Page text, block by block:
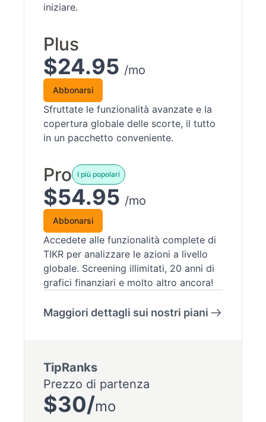
iniziare.
Plus
$24.95 /mo
Abbonarsi
Sfruttate le funzionalità avanzate e la
copertura globale delle scorte, il tutto
in un pacchetto conveniente.
Pro I più popolari
$54.95 /mo
Abbonarsi
Accedete alle funzionalità complete di
TIKR per analizzare le azioni a livello
globale. Screening illimitati, 20 anni di
grafici finanziari e molto altro ancora!
Maggiori dettagli sui nostri piani
TipRanks
Prezzo di partenza
$30/mo